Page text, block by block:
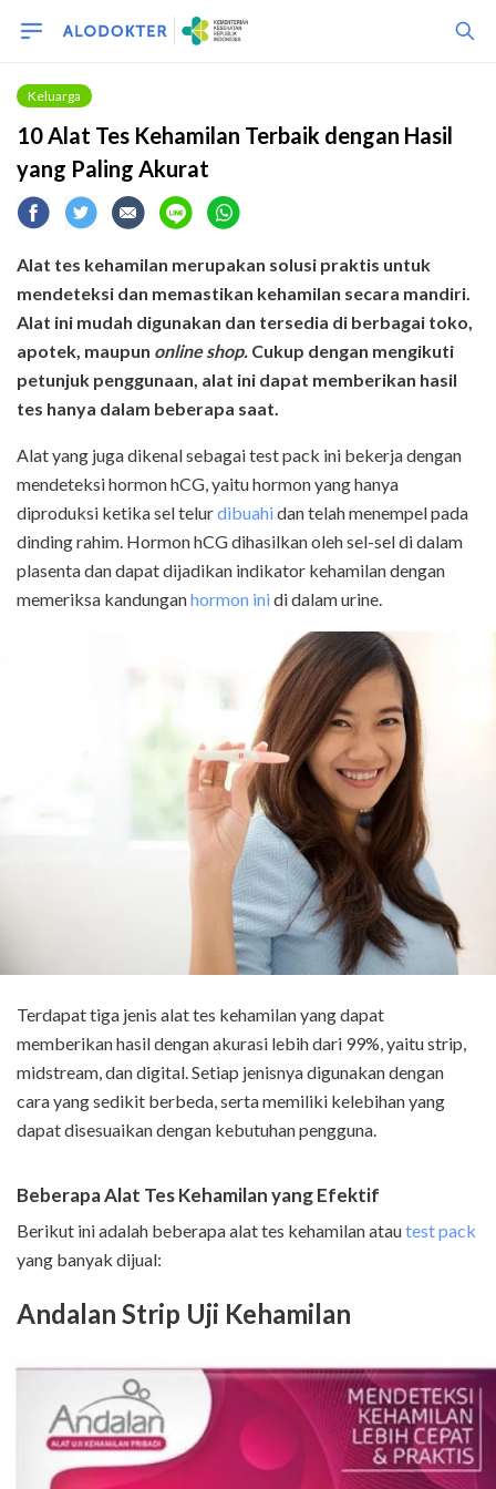
Keluarga
10 Alat Tes Kehamilan Terbaik dengan Hasil
yang Paling Akurat
Alat tes kehamilan merupakan solusi praktis untuk
mendeteksi dan memastikan kehamilan secara mandiri.
Alat ini mudah digunakan dan tersedia di berbagai toko,
apotek, maupun online shop. Cukup dengan mengikuti
petunjuk penggunaan, alat ini dapat memberikan hasil
tes hanya dalam beberapa saat.
Alat yang juga dikenal sebagai test pack ini bekerja dengan
mendeteksi hormon hCG, yaitu hormon yang hanya
diproduksi ketika sel telurdibuahidan telah menempel pada
dinding rahim. Hormon hCG dihasilkan oleh sel-sel di dalam
plasenta dan dapat dijadikan indikator kehamilan dengan
memeriksa kandunganhormon inidi dalam urine.
Terdapat tiga jenis alat tes kehamilan yang dapat
memberikan hasil dengan akurasi lebih dari 99%, yaitu strip,
midstream, dan digital. Setiap jenisnya digunakan dengan
cara yang sedikit berbeda, serta memiliki kelebihan yang
dapat disesuaikan dengan kebutuhan pengguna.
Beberapa Alat Tes Kehamilan yang Efektif
Berikut ini adalah beberapa alat tes kehamilan atautest pack
yang banyak dijual:
Andalan Strip Uji Kehamilan